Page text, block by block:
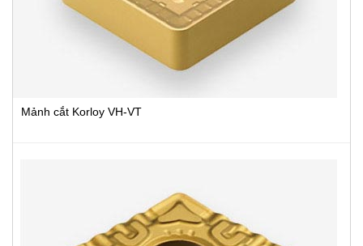
Mảnh cắt Korloy VH-VT